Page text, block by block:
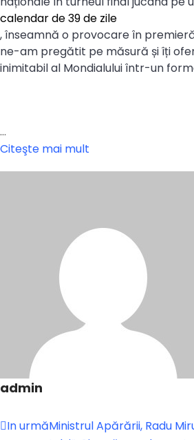
calendar de 39 de zile
, înseamnă o provocare în
ne-am pregătit pe măsură și îți
inimitabil al Mondialului într-un
…
Citeşte mai mult
admin
In urmăMinistrul Apărării, Radu